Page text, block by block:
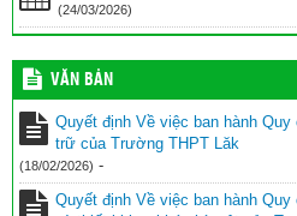
(24/03/2026)
VĂN BẢN
Quyết định Về việc ban hành
trữ của Trường THPT Lăk
(18/02/2026) -
Quyết định Về việc ban hành